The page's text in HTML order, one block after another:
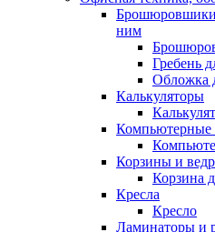
Брошюровшики
ним
Гребень
Обложка
Калькуляторы
Компьютерные
Корзины и
Корзина
Кресла
Кресло
Ламинаторы и